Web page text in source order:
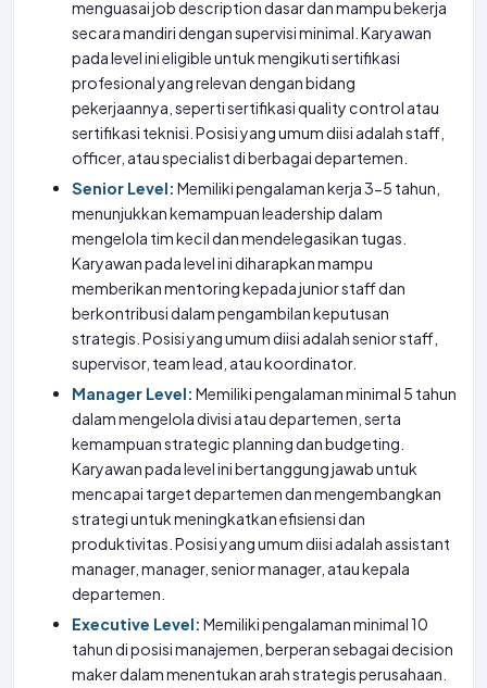
menguasai job description dasar dan mampu bekerja
secara mandiri dengan supervisi minimal. Karyawan
pada level ini eligible untuk mengikuti sertifikasi
profesional yang relevan dengan bidang
pekerjaannya, seperti sertifikasi quality control atau
sertifikasi teknisi. Posisi yang umum diisi adalah staff,
officer, atau specialist di berbagai departemen.
Senior Level: Memiliki pengalaman kerja 3-5 tahun,
menunjukkan kemampuan leadership dalam
mengelola tim kecil dan mendelegasikan tugas.
Karyawan pada level ini diharapkan mampu
memberikan mentoring kepada junior staff dan
berkontribusi dalam pengambilan keputusan
strategis. Posisi yang umum diisi adalah senior staff,
supervisor, team lead, atau koordinator.
Manager Level: Memiliki pengalaman minimal 5 tahun
dalam mengelola divisi atau departemen, serta
kemampuan strategic planning dan budgeting.
Karyawan pada level ini bertanggung jawab untuk
mencapai target departemen dan mengembangkan
strategi untuk meningkatkan efisiensi dan
produktivitas. Posisi yang umum diisi adalah assistant
manager, manager, senior manager, atau kepala
departemen.
Executive Level: Memiliki pengalaman minimal 10
tahun di posisi manajemen, berperan sebagai decision
maker dalam menentukan arah strategis perusahaan.